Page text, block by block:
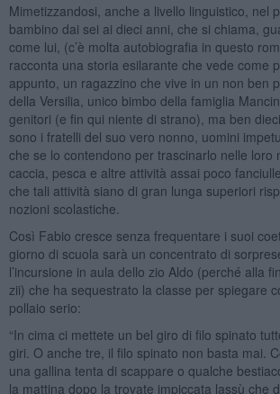
Mimetizzandosi, anche a livello linguistico, nel
bambino dai sei ai dieci anni, che si chiama,
come lui, (c’è molta autobiografia in questo
racconta una storia esilarante che vede come
appunto, un ragazzino che vive in un non ben
della Versilia, unico bimbo della famiglia
genitori (e fin qui niente di strano), ma ben
sono i fratelli del suo vero nonno, uomini
che se lo contendono per trascinarlo nelle loro
caccia, pesca e altre attività assai poco
che tali attività siano di gran lunga superiori
nozioni scolastiche.
Così Fabio cresce senza frequentare i suoi
giorno di scuola sarà un concentrato di
l’incursione in aula dello zio Aldo (perché alla
zii) che ha sequestrato la classe per spiegare
pollaio serio:
“In cima ci mettete un bel giro di filo spinato
giri. O anche tre, il filo spinato non basta mai.
una gallina tenta di scappare o qualche
la mattina dopo la trovate impiccata lassù che